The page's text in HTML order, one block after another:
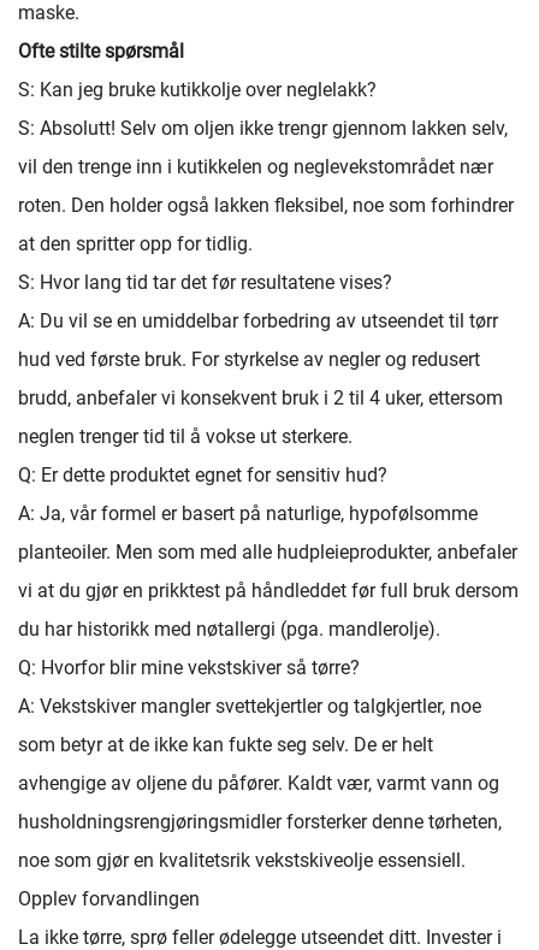
maske.
Ofte stilte spørsmål
S: Kan jeg bruke kutikkolje over neglelakk?
S: Absolutt! Selv om oljen ikke trengr gjennom lakken selv,
vil den trenge inn i kutikkelen og neglevekstområdet nær
roten. Den holder også lakken fleksibel, noe som forhindrer
at den spritter opp for tidlig.
S: Hvor lang tid tar det før resultatene vises?
A: Du vil se en umiddelbar forbedring av utseendet til tørr
hud ved første bruk. For styrkelse av negler og redusert
brudd, anbefaler vi konsekvent bruk i 2 til 4 uker, ettersom
neglen trenger tid til å vokse ut sterkere.
Q: Er dette produktet egnet for sensitiv hud?
A: Ja, vår formel er basert på naturlige, hypofølsomme
planteoiler. Men som med alle hudpleieprodukter, anbefaler
vi at du gjør en prikktest på håndleddet før full bruk dersom
du har historikk med nøtallergi (pga. mandlerolje).
Q: Hvorfor blir mine vekstskiver så tørre?
A: Vekstskiver mangler svettekjertler og talgkjertler, noe
som betyr at de ikke kan fukte seg selv. De er helt
avhengige av oljene du påfører. Kaldt vær, varmt vann og
husholdningsrengjøringsmidler forsterker denne tørheten,
noe som gjør en kvalitetsrik vekstskiveolje essensiell.
Opplev forvandlingen
La ikke tørre, sprø feller ødelegge utseendet ditt. Invester i